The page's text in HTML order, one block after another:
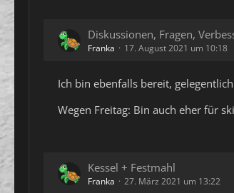
Diskussionen, Fragen,
Franka 17. August 2021 um 10:18
Ich bin ebenfalls bereit,
Wegen Freitag: Bin auch eher für
Kessel + Festmahl
Franka 27. März 2021 um 13:22